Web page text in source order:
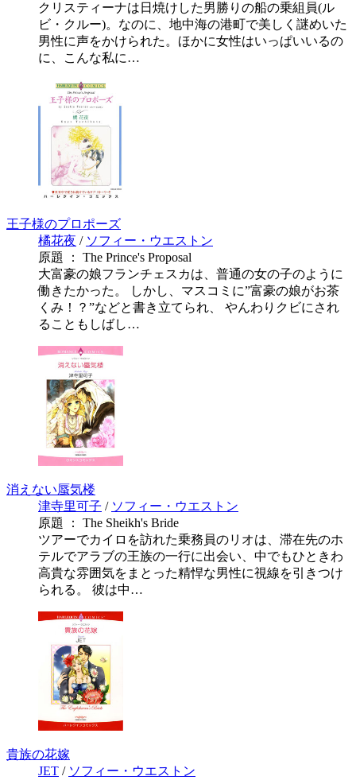
クリスティーナは日焼けした男勝りの船の乗組員(ル
ビ・クルー)。なのに、地中海の港町で美しく謎めいた
男性に声をかけられた。ほかに女性はいっぱいいるの
に、こんな私に…
王子様のプロポーズ
橘花夜 / ソフィー・ウエストン
原題 ： The Prince's Proposal
大富豪の娘フランチェスカは、普通の女の子のように
働きたかった。 しかし、マスコミに”富豪の娘がお茶
くみ！？”などと書き立てられ、 やんわりクビにされ
ることもしばし…
消えない蜃気楼
津寺里可子 / ソフィー・ウエストン
原題 ： The Sheikh's Bride
ツアーでカイロを訪れた乗務員のリオは、滞在先のホ
テルでアラブの王族の一行に出会い、中でもひときわ
高貴な雰囲気をまとった精悍な男性に視線を引きつけ
られる。 彼は中…
貴族の花嫁
JET / ソフィー・ウエストン